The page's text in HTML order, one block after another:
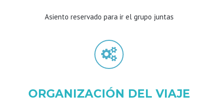
Asiento reservado para ir el grupo juntas
ORGANIZACIÓN DEL VIAJE